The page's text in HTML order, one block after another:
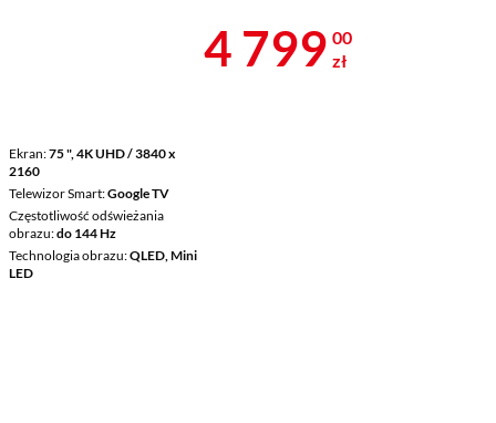
Ekran 75 ", 4K UHD / 3840 x
2160
Telewizor Smart Google TV
Częstotliwość odświeżania
obrazu do 144 Hz
Technologia obrazu QLED, Mini
LED
Cena 4 799 zł
4 799 00
zł